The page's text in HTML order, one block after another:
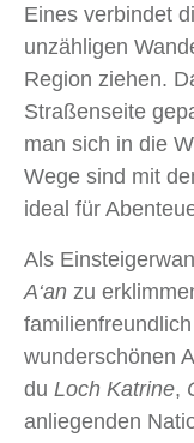
Eines verbindet
unzähligen
Region ziehen.
Straßenseite
man sich in die
Wege sind mit
ideal für
Als
A‘an zu
wunderschönen
du Loch Katrine,
anliegenden